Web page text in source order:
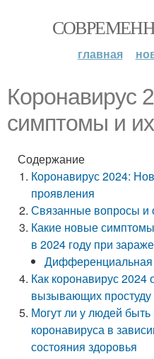
главная
Коронавирус
симптомы и
Содержание
Коронавирус 2024:
проявления
Связанные вопросы и
Какие новые
в 2024 году при
Дифференциальная
Как коронавирус 2024
вызывающих простуду
Могут ли у людей
коронавируса в
состояния здоровья